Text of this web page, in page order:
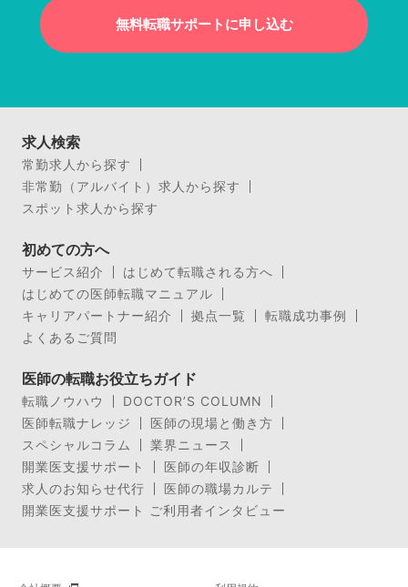
無料転職サポートに申し込む
求人検索
常勤求人から探す
非常勤（アルバイト）求人から探す
スポット求人から探す
初めての方へ
サービス紹介
はじめて転職される方へ
はじめての医師転職マニュアル
キャリアパートナー紹介
拠点一覧
転職成功事例
よくあるご質問
医師の転職お役立ちガイド
転職ノウハウ
DOCTOR’S COLUMN
医師転職ナレッジ
医師の現場と働き方
スペシャルコラム
業界ニュース
開業医支援サポート
医師の年収診断
求人のお知らせ代行
医師の職場カルテ
開業医支援サポート ご利用者インタビュー